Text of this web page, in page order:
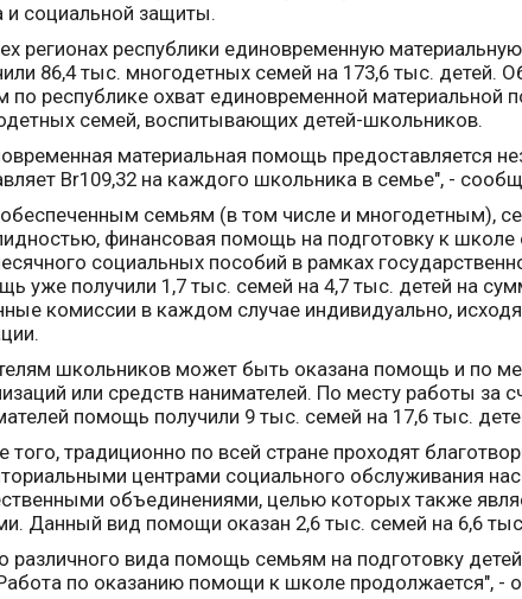
и социальной защиты.
регионах республики единовременную
86,4 тыс. многодетных семей на 173,6 тыс. детей.
по республике охват единовременной материальной
семей, воспитывающих детей-школьников.
материальная помощь предоставляется
Br109,32 на каждого школьника в семье", -
семьям (в том числе и многодетным),
финансовая помощь на подготовку к
социальных пособий в рамках
уже получили 1,7 тыс. семей на 4,7 тыс. детей на
комиссии в каждом случае индивидуально,
школьников может быть оказана помощь и по
или средств нанимателей. По месту работы за
помощь получили 9 тыс. семей на 17,6 тыс.
того, традиционно по всей стране проходят
центрами социального обслуживания
объединениями, целью которых также
Данный вид помощи оказан 2,6 тыс. семей на 6,6
различного вида помощь семьям на подготовку
по оказанию помощи к школе продолжается", -